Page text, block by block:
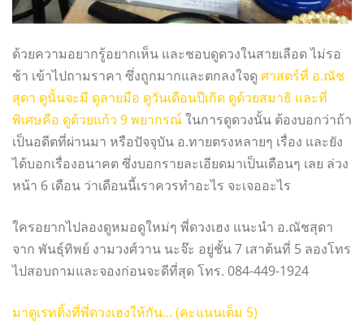
ด้วยความอยากรู้อยากเห็น และชอบดูดวงในสายเลือด ไม่รอ
ช้า เข้าไปถามราคา ซึ่งถูกมากและตกลงใจดู ศาสตร์ที่ อ.ณัช
สุดา ดูนั้นจะมี ดูลายมือ ดูวันเดือนปีเกิด ดูด้วยสมาธิ และที่
พิเศษคือ ดูด้วยแก้ว 9 พยากรณ์ในการดูดวงนั้น ต้องบอกว่าถ้า
เป็นอดีตที่ผ่านมา หรือปัจจุบัน อ.ทายตรงหลายๆ เรื่อง และยัง
ได้บอกเรื่องอนาคต ซึ่งบอกรายละเอียดมาเป็นเดือนๆ เลย ล่วง
หน้า 6 เดือน ว่าเดือนนี้เราควรทำอะไร จะเจออะไร
ใครอยากไปลองดูหมอดูใหม่ๆ พี่ดวงเฮง แนะนำ อ.ณัชสุดา
จาก พันธุ์ทิพย์ งามวงศ์วาน นะจ๊ะ อยู่ชั้น 7 เสาต้นที่ 5 ลองโทร
ไปสอบถามและจองก่อนจะดีที่สุด โทร. 084-449-1924
มาดูเรทติ้งที่พี่ดวงเฮงให้กัน… (คะแนนเต็ม 5)